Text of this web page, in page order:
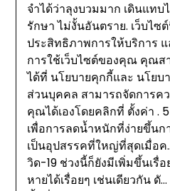
จำได้ว่าลุงบวมมาก เดินแทบ
รักษา ไม่งั้นอันตราย. เว็บไซ
ประสิทธิภาพการให้บริการ
การใช้เว็บไซต์ของคุณ คุณส
ได้ที่ นโยบายคุกกี้และ นโย
ส่วนบุคคล สามารถจัดการค
คุณได้เองโดยคลิกที่ ตั้งค่า .
เพื่อการลดน้ำหนักที่ง่ายขึ้น
เป็นอุปสรรคที่ใหญ่ที่สุดเมื่อ
วิด-19 ช่วงนี้ก็ยังมีเพิ่มขึ้นเรื่
หายได้เรื่อยๆ เช่นเดียวกัน